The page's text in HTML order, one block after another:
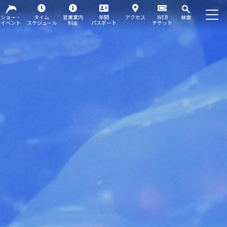
WEB
チケット
検索
ショー・
イベント
タイム
スケジュール
営業案内
料金
年間
パスポート
アクセス